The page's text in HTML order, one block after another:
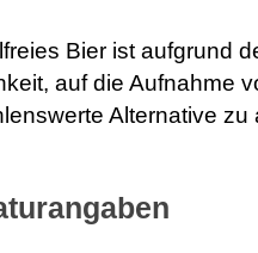
Bier ist aufgrund
auf die Aufnahme
Alternative zu